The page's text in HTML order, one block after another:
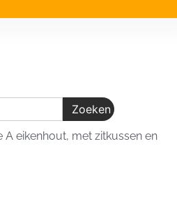
Zoeken
eikenhout, met zitkussen en